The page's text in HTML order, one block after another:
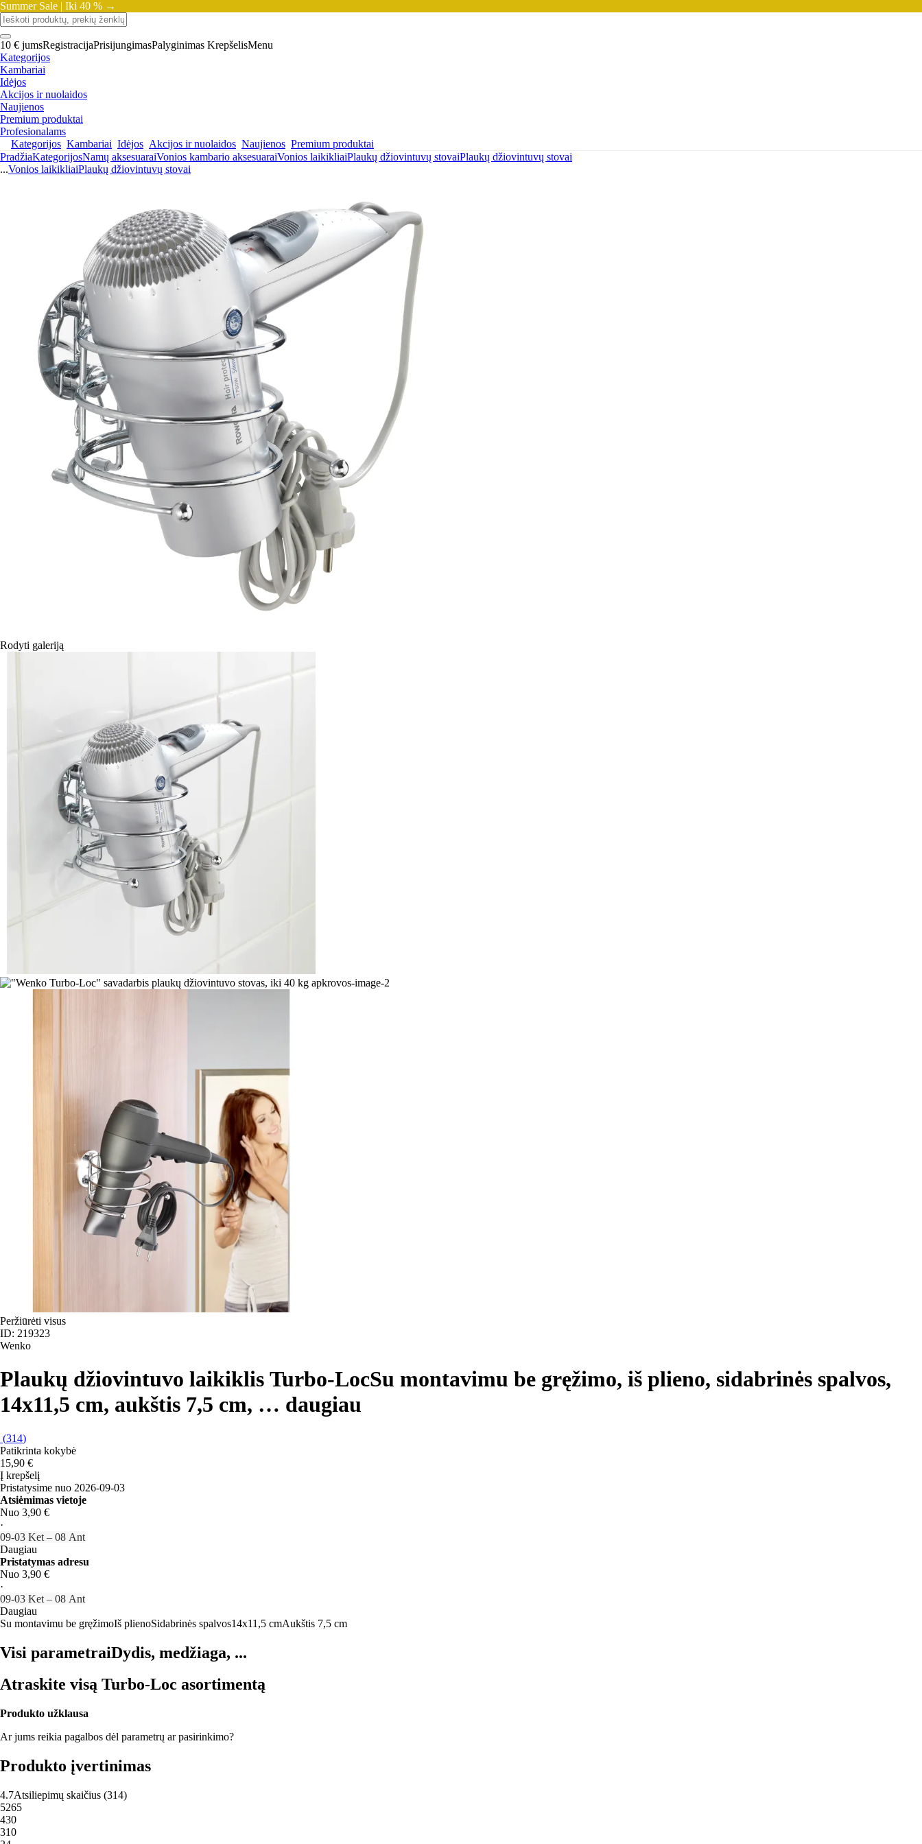
Summer Sale | Iki 40 % →
10 € jumsRegistracijaPrisijungimasPalyginimas KrepšelisMenu
Kategorijos
Kambariai
Idėjos
Akcijos ir nuolaidos
Naujienos
Premium produktai
Profesionalams
Kategorijos Kambariai Idėjos Akcijos ir nuolaidos Naujienos Premium produktai
PradžiaKategorijosNamų aksesuaraiVonios kambario aksesuaraiVonios laikikliaiPlaukų džiovintuvų stovaiPlaukų džiovintuvų stovai
...Vonios laikikliaiPlaukų džiovintuvų stovai
Rodyti galeriją
Peržiūrėti visus
ID: 219323
Wenko
Plaukų džiovintuvo laikiklis Turbo-LocSu montavimu be gręžimo, iš plieno, sidabrinės spalvos,
14x11,5 cm, aukštis 7,5 cm, … daugiau
(314)
Patikrinta kokybė
15,90 €
Į krepšelį
Pristatysime nuo 2026‑09‑03
Atsiėmimas vietoje
Nuo 3,90 €
·
09‑03 Ket – 08 Ant
Daugiau
Pristatymas adresu
Nuo 3,90 €
·
09‑03 Ket – 08 Ant
Daugiau
Su montavimu be gręžimoIš plienoSidabrinės spalvos14x11,5 cmAukštis 7,5 cm
Visi parametraiDydis, medžiaga, ...
Atraskite visą Turbo-Loc asortimentą
Produkto užklausa
Ar jums reikia pagalbos dėl parametrų ar pasirinkimo?
Produkto įvertinimas
4.7Atsiliepimų skaičius (314)
5265
430
310